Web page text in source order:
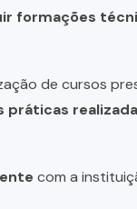
formações
de cursos
práticas
com a